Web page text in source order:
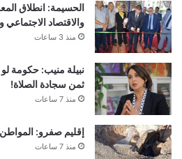
الحسيمة: انطلاق
والاقتصاد الاجتماعي
منذ 3 ساعات
نبيلة منيب: حكومة
ثمن سجادة الصلاة!
منذ 7 ساعات
إقليم صفرو:
منذ 7 ساعات